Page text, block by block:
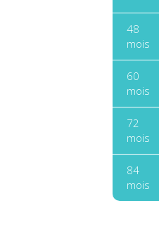
48
mois
60
mois
72
mois
84
mois